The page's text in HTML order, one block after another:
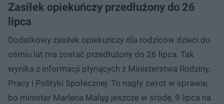
Zasiłek opiekuńczy przedłużony do 26
lipca
Dodatkowy zasiłek opiekuńczy dla rodziców dzieci do
ośmiu lat ma zostać przedłużony do 26 lipca. Tak
wynika z informacji płynących z Ministerstwa Rodziny,
Pracy i Polityki Społecznej. To nagły zwrot w sprawie,
bo minister Marlena Maląg jeszcze w środę, 9 lipca na